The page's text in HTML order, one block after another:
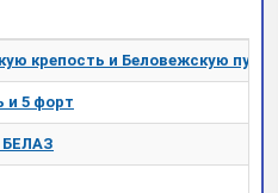
крепость и Беловежскую пущу
и 5 форт
БЕЛАЗ